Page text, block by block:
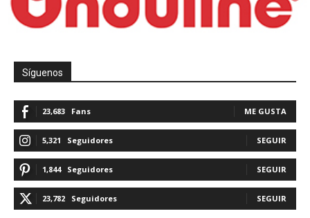
Síguenos
23,683 Fans ME GUSTA
5,321 Seguidores SEGUIR
1,844 Seguidores SEGUIR
23,782 Seguidores SEGUIR